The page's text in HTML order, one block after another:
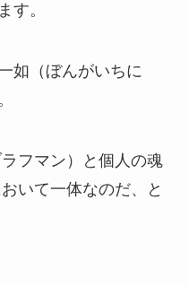
す。
如（ぼんがいちに
フマン）と個人の魂
いて一体なのだ、と